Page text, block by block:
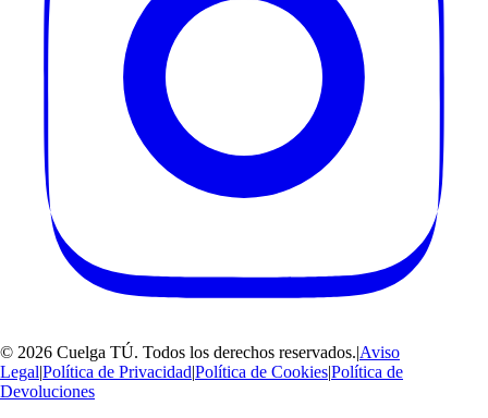
© 2026 Cuelga TÚ. Todos los derechos reservados.|Aviso
Legal|Política de Privacidad|Política de Cookies|Política de
Devoluciones